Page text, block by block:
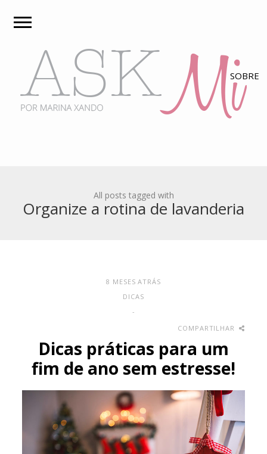
All posts tagged with
Organize a rotina de lavanderia
8 MESES ATRÁS
DICAS
-
COMPARTILHAR
Dicas práticas para um
fim de ano sem estresse!